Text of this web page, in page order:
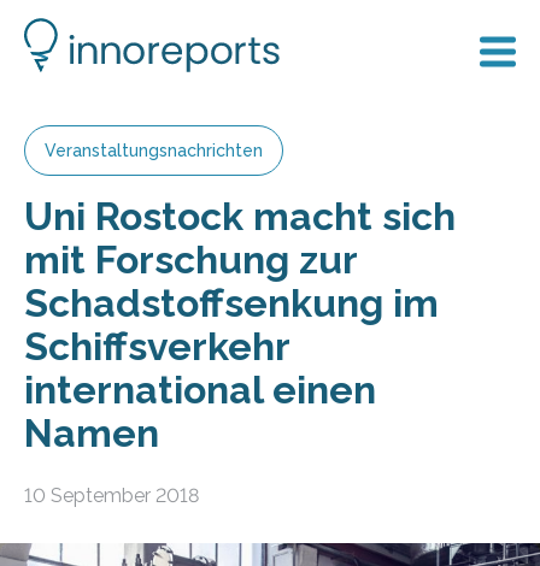
Veranstaltungsnachrichten
Uni Rostock macht sich
mit Forschung zur
Schadstoffsenkung im
Schiffsverkehr
international einen
Namen
10 September 2018